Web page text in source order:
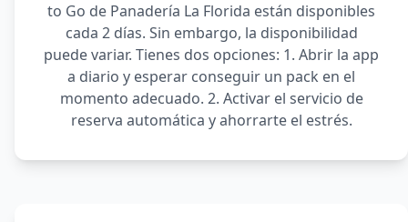
to Go de Panadería La Florida están disponibles
cada 2 días. Sin embargo, la disponibilidad
puede variar. Tienes dos opciones: 1. Abrir la app
a diario y esperar conseguir un pack en el
momento adecuado. 2. Activar el servicio de
reserva automática y ahorrarte el estrés.